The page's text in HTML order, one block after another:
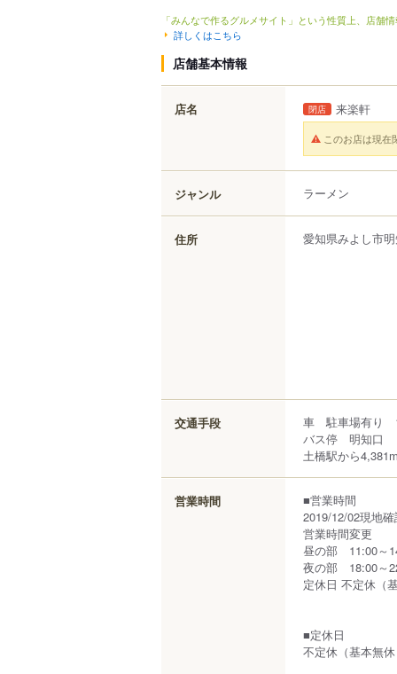
「みんなで作るグルメサイト」という性質上、店舗
詳しくはこちら
店舗基本情報
店名 閉店 来楽軒
このお店は現在
ジャンル ラーメン
住所 愛知県みよし市
交通手段
車 駐車場有り
バス停 明知口
土橋駅から
営業時間
■営業時間
2019/12/02現地
営業時間変更
昼の部 11:00～
夜の部 18:00～
定休日 不定休（
■定休日
不定休（基本無